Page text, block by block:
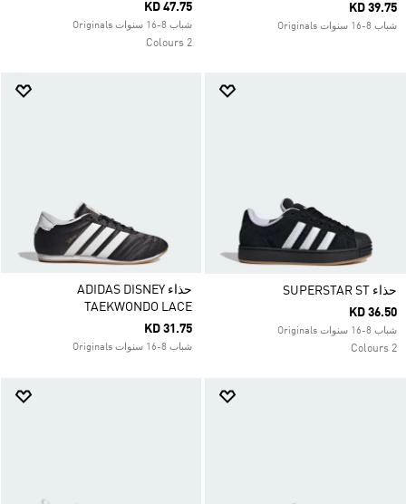
KD 39.75
شباب 8-16 سنوات Originals
KD 47.75
شباب 8-16 سنوات Originals
2 Colours
حذاء SUPERSTAR ST
KD 36.50
شباب 8-16 سنوات Originals
2 Colours
حذاء ADIDAS DISNEY
TAEKWONDO LACE
KD 31.75
شباب 8-16 سنوات Originals